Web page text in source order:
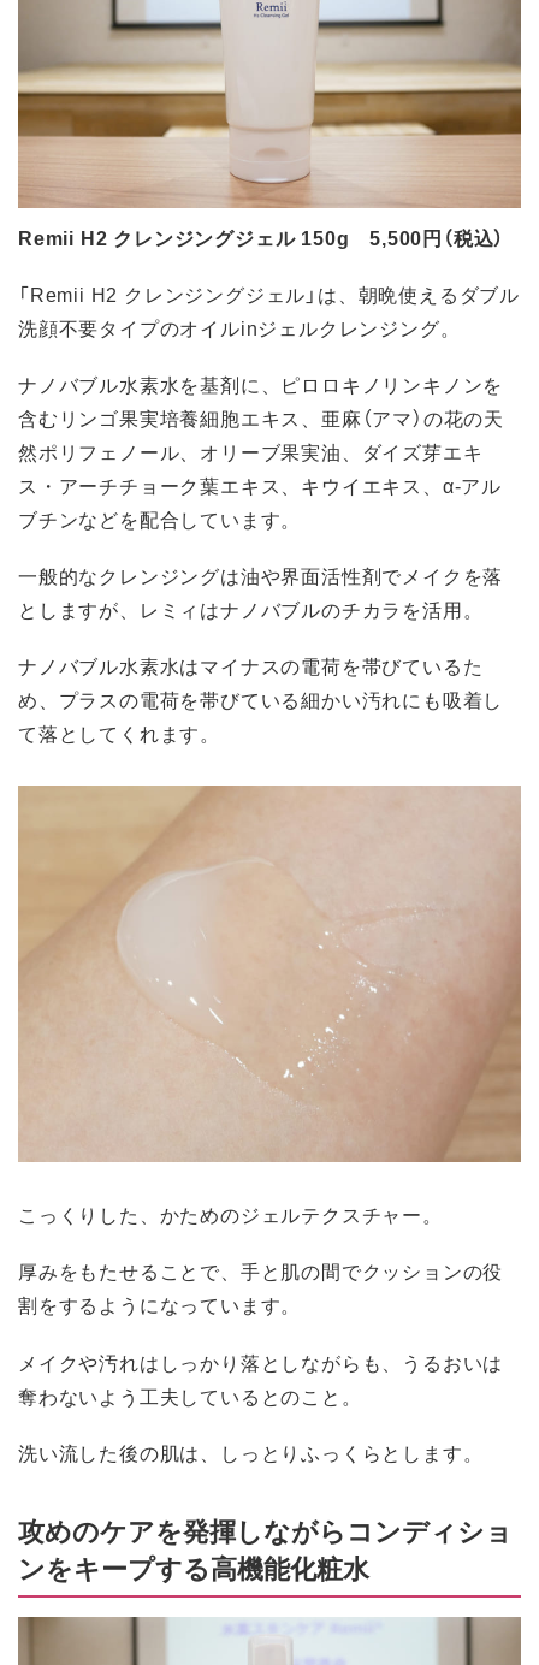
Remii H2 クレンジングジェル 150g 5,500円（税込）
「Remii H2 クレンジングジェル」は、朝晩使えるダブル
洗顔不要タイプのオイルinジェルクレンジング。
ナノバブル水素水を基剤に、ピロロキノリンキノンを
含むリンゴ果実培養細胞エキス、亜麻（アマ）の花の天
然ポリフェノール、オリーブ果実油、ダイズ芽エキ
ス・アーチチョーク葉エキス、キウイエキス、α-アル
ブチンなどを配合しています。
一般的なクレンジングは油や界面活性剤でメイクを落
としますが、レミィはナノバブルのチカラを活用。
ナノバブル水素水はマイナスの電荷を帯びているた
め、プラスの電荷を帯びている細かい汚れにも吸着し
て落としてくれます。
こっくりした、かためのジェルテクスチャー。
厚みをもたせることで、手と肌の間でクッションの役
割をするようになっています。
メイクや汚れはしっかり落としながらも、うるおいは
奪わないよう工夫しているとのこと。
洗い流した後の肌は、しっとりふっくらとします。
攻めのケアを発揮しながらコンディショ
ンをキープする高機能化粧水